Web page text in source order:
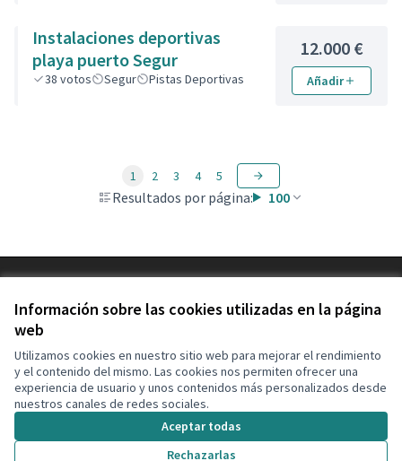
Información sobre las cookies utilizadas en la página
web
Utilizamos cookies en nuestro sitio web para mejorar el rendimiento
y el contenido del mismo. Las cookies nos permiten ofrecer una
experiencia de usuario y unos contenidos más personalizados desde
nuestros canales de redes sociales.
Aceptar todas
Rechazarlas
Instalaciones deportivas
playa puerto Segur
38 votos Segur Pistas Deportivas
12.000 €
Añadir
Resultados por página: 100
1 2 3 4 5
Configuración de cookies
Decidim Calafell en X
(Enlace externo)
Decidim Calafell en Facebook
(Enlace externo)
Decidim Calafell en YouTube
(Enlace externo)
Decidim Calafell en GitHub
(Enlace externo)
(Enlace externo)
(Enlace externo)
.